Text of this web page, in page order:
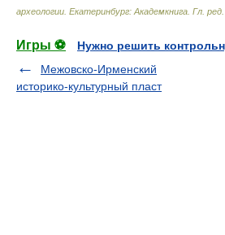
археологии. Екатеринбург: Академкнига Гл.
Игры ⚽
Нужно решить
Межовско-Ирменский
историко-культурный пласт